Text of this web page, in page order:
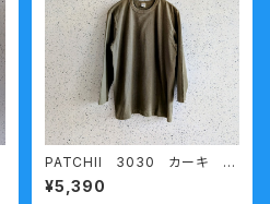
PATCHII 3030 カーキ
熟成コットン 丸胴天竺七分袖
Ｔシャツ 今城メリヤス
¥5,390